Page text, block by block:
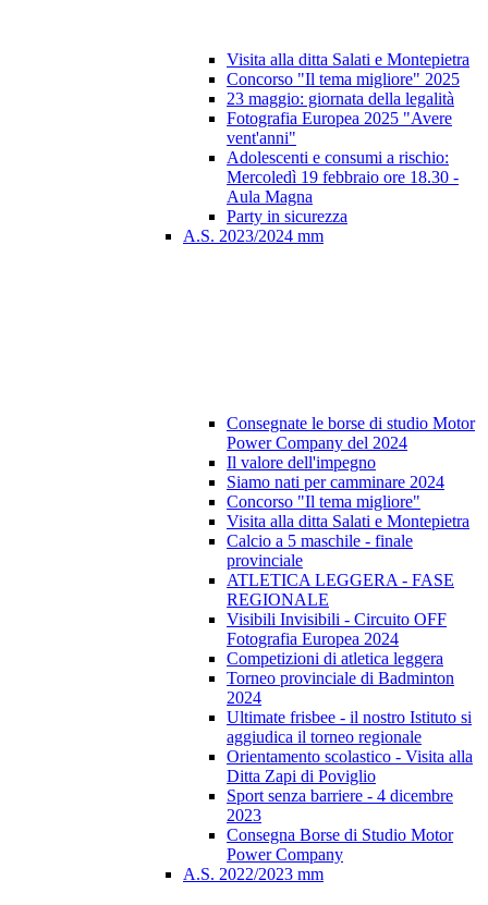
Visita alla ditta Salati e Montepietra
Concorso "Il tema migliore" 2025
23 maggio: giornata della legalità
Fotografia Europea 2025 "Avere
vent'anni"
Adolescenti e consumi a rischio:
Mercoledì 19 febbraio ore 18.30 -
Aula Magna
Party in sicurezza
A.S. 2023/2024 mm
Consegnate le borse di studio Motor
Power Company del 2024
Il valore dell'impegno
Siamo nati per camminare 2024
Concorso "Il tema migliore"
Visita alla ditta Salati e Montepietra
Calcio a 5 maschile - finale
provinciale
ATLETICA LEGGERA - FASE
REGIONALE
Visibili Invisibili - Circuito OFF
Fotografia Europea 2024
Competizioni di atletica leggera
Torneo provinciale di Badminton
2024
Ultimate frisbee - il nostro Istituto si
aggiudica il torneo regionale
Orientamento scolastico - Visita alla
Ditta Zapi di Poviglio
Sport senza barriere - 4 dicembre
2023
Consegna Borse di Studio Motor
Power Company
A.S. 2022/2023 mm